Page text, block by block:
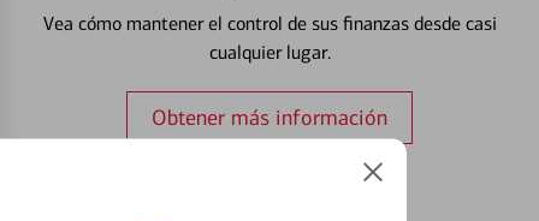
Vea cómo mantener el control de sus finanzas desde casi
cualquier lugar.
Obtener más información